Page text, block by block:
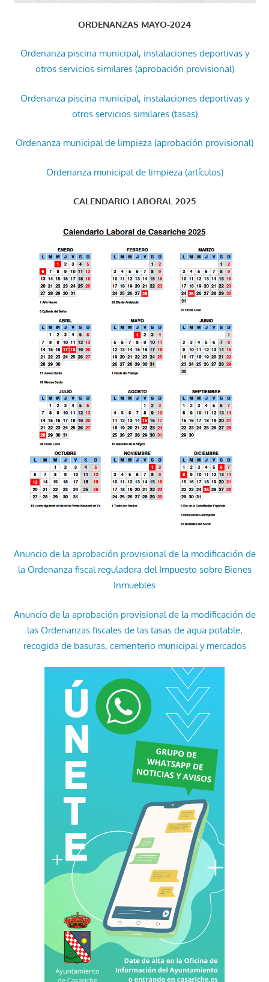
ORDENANZAS MAYO-2024
Ordenanza piscina municipal, instalaciones deportivas y
otros servicios similares (aprobación provisional)
Ordenanza piscina municipal, instalaciones deportivas y
otros servicios similares (tasas)
Ordenanza municipal de limpieza (aprobación provisional)
Ordenanza municipal de limpieza (artículos)
CALENDARIO LABORAL 2025
Anuncio de la aprobación provisional de la modificación de
la Ordenanza fiscal reguladora del Impuesto sobre Bienes
Inmuebles
Anuncio de la aprobación provisional de la modificación de
las Ordenanzas fiscales de las tasas de agua potable,
recogida de basuras, cementerio municipal y mercados